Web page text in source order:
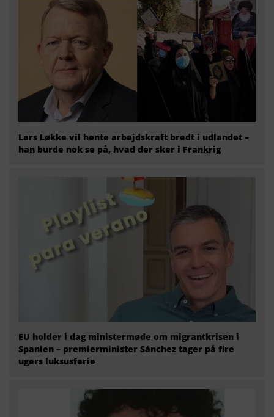
Lars Løkke vil hente arbejdskraft bredt i udlandet –
han burde nok se på, hvad der sker i Frankrig
EU holder i dag ministermøde om migrantkrisen i
Spanien – premierminister Sánchez tager på fire
ugers luksusferie